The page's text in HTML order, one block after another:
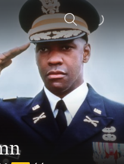
Sök